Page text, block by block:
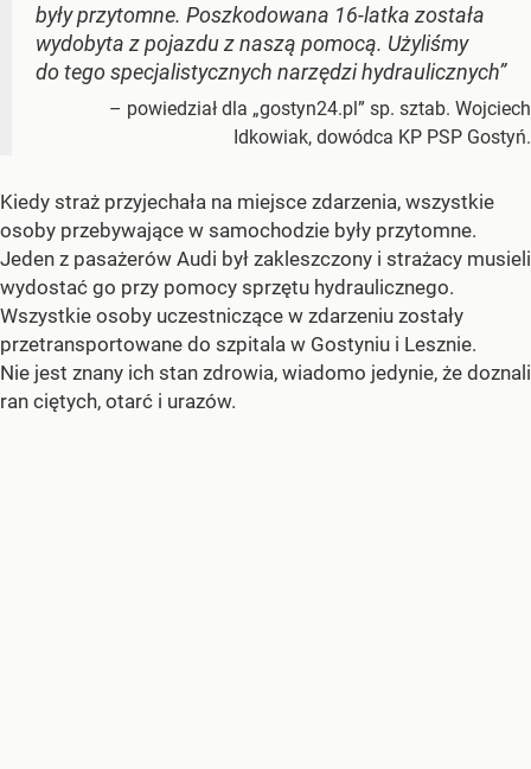
były przytomne. Poszkodowana 16-latka została
wydobyta z pojazdu z naszą pomocą. Użyliśmy
do tego specjalistycznych narzędzi hydraulicznych”
– powiedział dla „gostyn24.pl” sp. sztab. Wojciech
Idkowiak, dowódca KP PSP Gostyń.
Kiedy straż przyjechała na miejsce zdarzenia, wszystkie
osoby przebywające w samochodzie były przytomne.
Jeden z pasażerów Audi był zakleszczony i strażacy musieli
wydostać go przy pomocy sprzętu hydraulicznego.
Wszystkie osoby uczestniczące w zdarzeniu zostały
przetransportowane do szpitala w Gostyniu i Lesznie.
Nie jest znany ich stan zdrowia, wiadomo jedynie, że doznali
ran ciętych, otarć i urazów.